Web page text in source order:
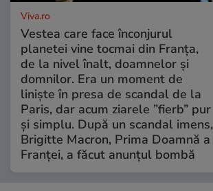
Viva.ro
Vestea care face înconjurul
planetei vine tocmai din Franța,
de la nivel înalt, doamnelor și
domnilor. Era un moment de
liniște în presa de scandal de la
Paris, dar acum ziarele ”fierb” pur
și simplu. După un scandal imens,
Brigitte Macron, Prima Doamnă a
Franței, a făcut anunțul bombă